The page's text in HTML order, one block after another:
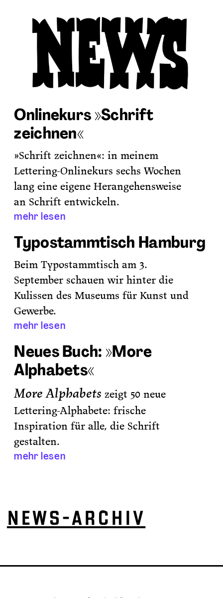
Onlinekurs »Schrift
zeichnen«
»Schrift zeichnen«: in meinem
Lettering-Onlinekurs sechs Wochen
lang eine eigene Herangehensweise
an Schrift entwickeln.
mehr lesen
Typostammtisch Hamburg
Beim Typostammtisch am 3.
September schauen wir hinter die
Kulissen des Museums für Kunst und
Gewerbe.
mehr lesen
Neues Buch: »More
Alphabets«
More Alphabetszeigt 50 neue
Lettering-Alphabete: frische
Inspirationfür alle, die Schrift
gestalten.
mehr lesen
NEWS-ARCHIV